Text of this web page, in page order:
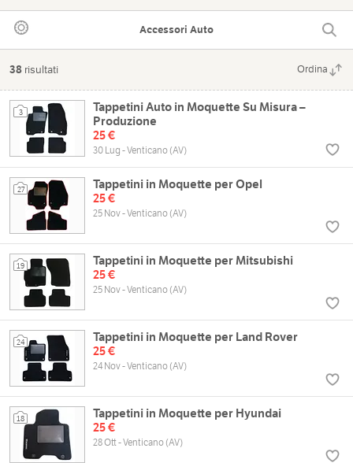
Accessori Auto
38 risultati Ordina
3
Tappetini Auto in Moquette Su Misura –
Produzione
25 €
30 Lug - Venticano (AV)
27
Tappetini in Moquette per Opel
25 €
25 Nov - Venticano (AV)
19
Tappetini in Moquette per Mitsubishi
25 €
25 Nov - Venticano (AV)
24
Tappetini in Moquette per Land Rover
25 €
24 Nov - Venticano (AV)
18
Tappetini in Moquette per Hyundai
25 €
28 Ott - Venticano (AV)